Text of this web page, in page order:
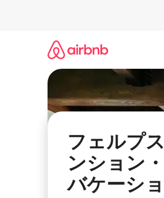
フェルプ
ンション
バケーシ